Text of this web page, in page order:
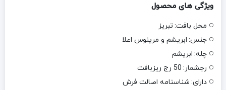
ویژگی های محصول
محل بافت:تبریز
جنس: ابریشم و مرینوس اعلا
چله: ابریشم
رجشمار: 50 رج ریزبافت
دارای: شناسنامه اصالت فرش